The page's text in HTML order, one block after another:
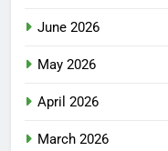
June 2026
May 2026
April 2026
March 2026